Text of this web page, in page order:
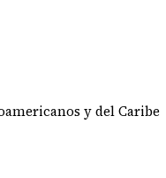
y del Caribe